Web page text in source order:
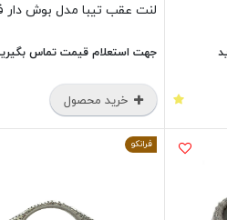
لنت عقب تیبا مدل بوش دار
جهت استعلام قیمت تماس
خرید محصول
فرانکو